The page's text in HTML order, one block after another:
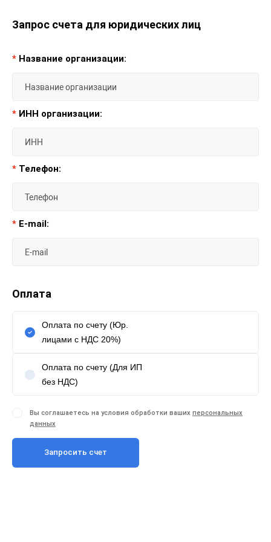
Запрос счета для юридических лиц
* Название организации:
* ИНН организации:
* Телефон:
* E-mail:
Оплата
Оплата по счету (Юр.
лицами с НДС 20%)
Оплата по счету (Для ИП
без НДС)
Вы соглашаетесь на условия обработки ваших персональных
данных